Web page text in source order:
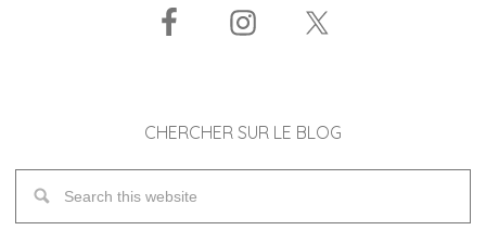
CHERCHER SUR LE BLOG